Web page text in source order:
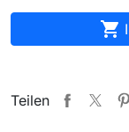

Teilen